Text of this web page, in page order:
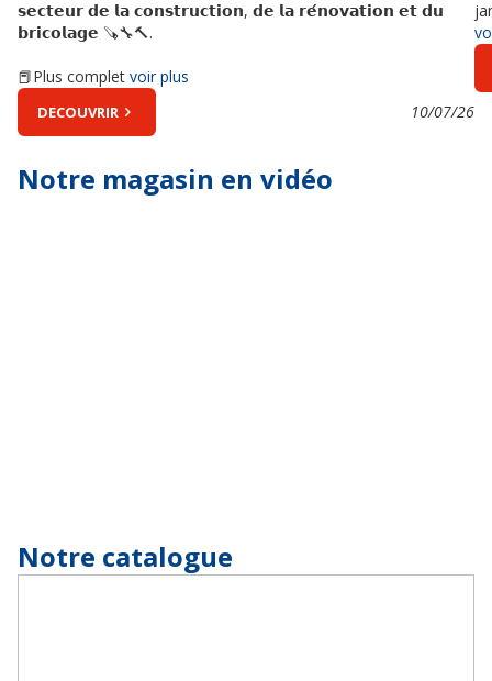
𝘀𝗲𝗰𝘁𝗲𝘂𝗿 𝗱𝗲 𝗹𝗮 𝗰𝗼𝗻𝘀𝘁𝗿𝘂𝗰𝘁𝗶𝗼𝗻, 𝗱𝗲 𝗹𝗮 𝗿𝗲́𝗻𝗼𝘃𝗮𝘁𝗶𝗼𝗻 𝗲𝘁 𝗱𝘂
𝗯𝗿𝗶𝗰𝗼𝗹𝗮𝗴𝗲 🪚🔧🔨.
📕Plus complet voir plus
DECOUVRIR 10/07/26
Notre magasin en vidéo
Notre catalogue